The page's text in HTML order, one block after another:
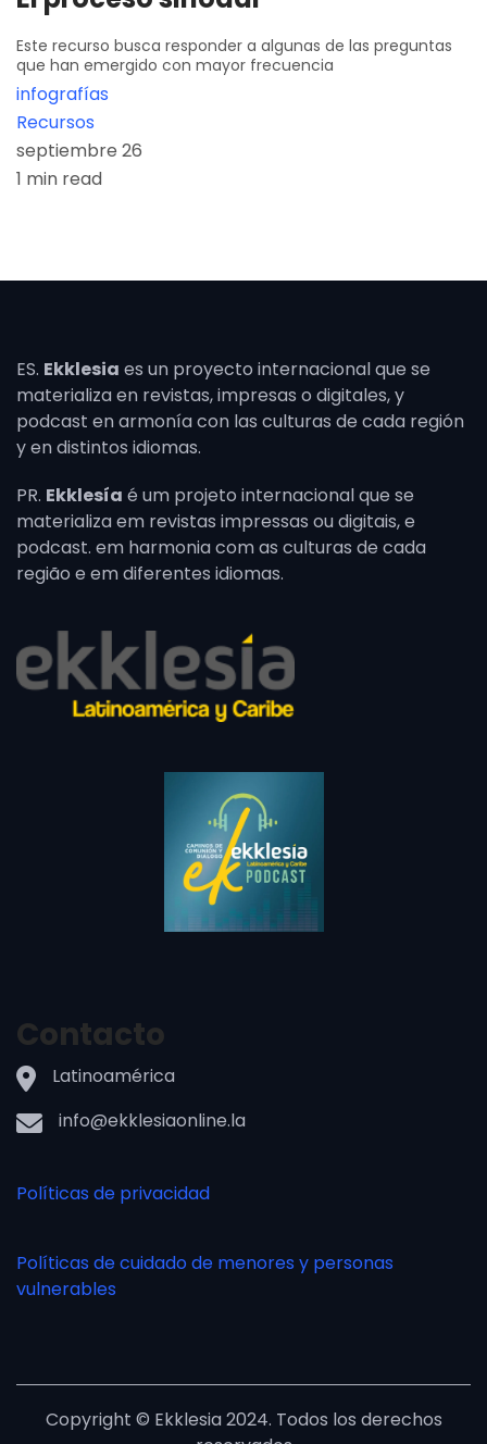
Este recurso busca responder a algunas de las preguntas
que han emergido con mayor frecuencia
infografías
Recursos
septiembre 26
1 min read
ES. Ekklesia es un proyecto internacional que se
materializa en revistas, impresas o digitales, y
podcast en armonía con las culturas de cada región
y en distintos idiomas.
PR. Ekklesía é um projeto internacional que se
materializa em revistas impressas ou digitais, e
podcast. em harmonia com as culturas de cada
região e em diferentes idiomas.
Contacto
Latinoamérica
info@ekklesiaonline.la
Políticas de privacidad
Políticas de cuidado de menores y personas
vulnerables
Copyright © Ekklesia 2024. Todos los derechos